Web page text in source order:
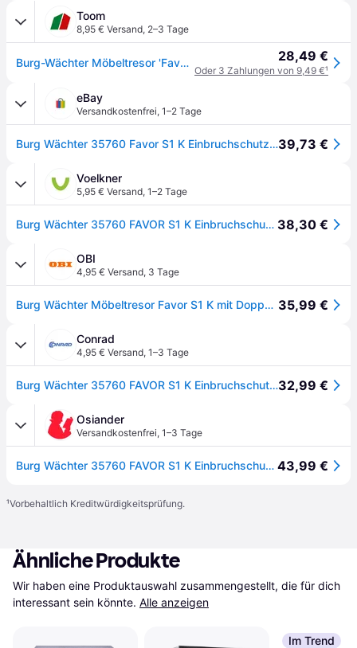
Toom
8,95 € Versand, 2–3 Tage
Burg-Wächter Möbeltresor 'Favor' S1K 28,49 €
Oder 3 Zahlungen von 9,49 €¹
eBay
Versandkostenfrei, 1–2 Tage
Burg Wächter 35760 Favor S1 K Einbruchschutztresor Schlüsselschloss39,73 €
Voelkner
5,95 € Versand, 1–2 Tage
Burg Wächter 35760 FAVOR S1 K Einbruchschutztresor Schlüsselschloss 38,30 €
OBI
4,95 € Versand, 3 Tage
Burg Wächter Möbeltresor Favor S1 K mit Doppelbartschloss Anthrazit 35,99 €
Conrad
4,95 € Versand, 1–3 Tage
Burg Wächter 35760 FAVOR S1 K Einbruchschutztresor 2-Schlüssel-System Schlüsselschloss32,99 €
Osiander
Versandkostenfrei, 1–3 Tage
Burg Wächter 35760 FAVOR S1 K Einbruchschutztresor Schlüsselschloss 43,99 €
¹Vorbehaltlich Kreditwürdigkeitsprüfung.
Ähnliche Produkte
Wir haben eine Produktauswahl zusammengestellt, die für dich
interessant sein könnte. Alle anzeigen
Im Trend